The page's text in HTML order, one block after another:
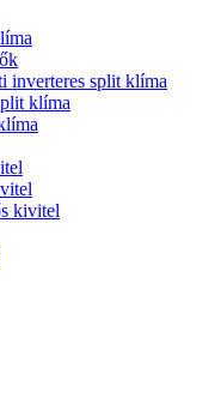
inverteres split klíma
klíma
kivitel